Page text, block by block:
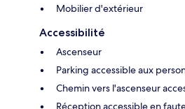
Mobilier d'extérieur
Accessibilité
Ascenseur
Parking accessible aux
Chemin vers l'ascenseur
Réception accessible en